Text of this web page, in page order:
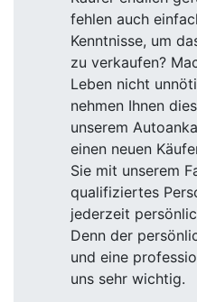
fehlen auch
Kenntnisse, um
zu verkaufen?
Leben nicht
nehmen Ihnen
unserem
einen neuen
Sie mit unserem
qualifiziertes
jederzeit
Denn der
und eine
uns sehr wichtig.